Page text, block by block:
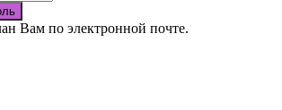
Вам по электронной почте.